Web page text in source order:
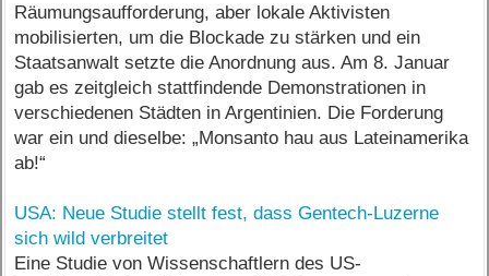
Räumungsaufforderung, aber lokale Aktivisten
mobilisierten, um die Blockade zu stärken und ein
Staatsanwalt setzte die Anordnung aus. Am 8. Januar
gab es zeitgleich stattfindende Demonstrationen in
verschiedenen Städten in Argentinien. Die Forderung
war ein und dieselbe: „Monsanto hau aus Lateinamerika
ab!“
USA: Neue Studie stellt fest, dass Gentech-Luzerne
sich wild verbreitet
Eine Studie von Wissenschaftlern des US-